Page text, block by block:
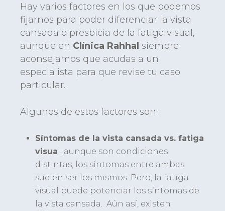
Hay varios factores en los que podemos
fijarnos para poder diferenciar la vista
cansada o presbicia de la fatiga visual,
aunque en Clínica Rahhal siempre
aconsejamos que acudas a un
especialista para que revise tu caso
particular.
Algunos de estos factores son:
Síntomas de la vista cansada vs. fatiga
visua l: aunque son condiciones
distintas, los síntomas entre ambas
suelen ser los mismos. Pero, la fatiga
visual puede potenciar los síntomas de
la vista cansada. Aún así, existen